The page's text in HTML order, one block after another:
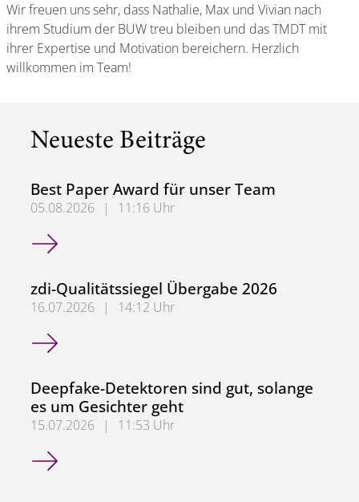
Wir freuen uns sehr, dass Nathalie, Max und Vivian nach
ihrem Studium der BUW treu bleiben und das TMDT mit
ihrer Expertise und Motivation bereichern. Herzlich
willkommen im Team!
Neueste Beiträge
Best Paper Award für unser Team
05.08.2026 |
11:16 Uhr
Best Paper Award für unser Team
zdi-Qualitätssiegel Übergabe 2026
16.07.2026 |
14:12 Uhr
zdi-Qualitätssiegel Übergabe 2026
Deepfake-Detektoren sind gut, solange
es um Gesichter geht
15.07.2026 |
11:53 Uhr
Deepfake-Detektoren sind gut, solange es um Gesichter